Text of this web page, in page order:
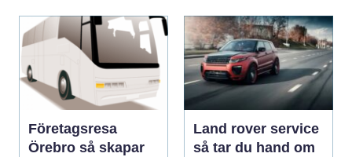
Företagsresa
Örebro så skapar
Land rover service
så tar du hand om